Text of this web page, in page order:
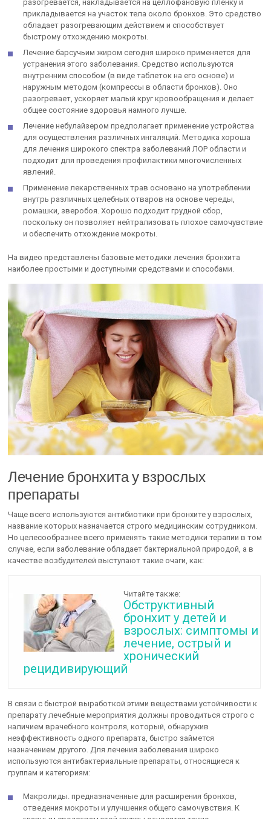
разогревается, накладывается на целлофановую пленку и
прикладывается на участок тела около бронхов. Это средство
обладает разогревающим действием и способствует
быстрому отхождению мокроты.
Лечение барсучьим жиром сегодня широко применяется для
устранения этого заболевания. Средство используются
внутренним способом (в виде таблеток на его основе) и
наружным методом (компрессы в области бронхов). Оно
разогревает, ускоряет малый круг кровообращения и делает
общее состояние здоровья намного лучше.
Лечение небулайзером предполагает применение устройства
для осуществления различных ингаляций. Методика хороша
для лечения широкого спектра заболеваний ЛОР области и
подходит для проведения профилактики многочисленных
явлений.
Применение лекарственных трав основано на употреблении
внутрь различных целебных отваров на основе череды,
ромашки, зверобоя. Хорошо подходит грудной сбор,
поскольку он позволяет нейтрализовать плохое самочувствие
и обеспечить отхождение мокроты.
На видео представлены базовые методики лечения бронхита
наиболее простыми и доступными средствами и способами.
Лечение бронхита у взрослых
препараты
Чаще всего используются антибиотики при бронхите у взрослых,
название которых назначается строго медицинским сотрудником.
Но целесообразнее всего применять такие методики терапии в том
случае, если заболевание обладает бактериальной природой, а в
качестве возбудителей выступают такие очаги, как:
Читайте также:
Обструктивный
бронхит у детей и
взрослых: симптомы и
лечение, острый и
хронический
рецидивирующий
В связи с быстрой выработкой этими веществами устойчивости к
препарату лечебные мероприятия должны проводиться строго с
наличием врачебного контроля, который, обнаружив
неэффективность одного препарата, быстро займется
назначением другого. Для лечения заболевания широко
используются антибактериальные препараты, относящиеся к
группам и категориям:
Макролиды. предназначенные для расширения бронхов,
отведения мокроты и улучшения общего самочувствия. К